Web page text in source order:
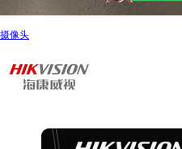
摄像头